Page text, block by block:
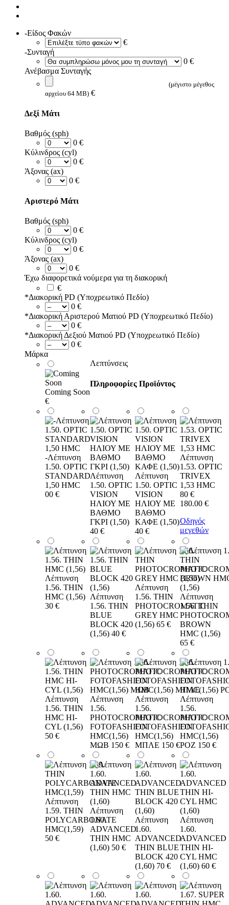
-Είδος Φακών
€
-Συνταγή
0 €
Ανέβασμα Συνταγής
(μέγιστο μέγεθος
αρχείου 64 MB) €
Δεξί Μάτι
Βαθμός (sph)
0 €
Κύλινδρος (cyl)
0 €
Άξονας (ax)
0 €
Αριστερό Μάτι
Βαθμός (sph)
0 €
Κύλινδρος (cyl)
0 €
Άξονας (ax)
0 €
Έχω διαφορετικά νούμερα για τη διακορική
€
*Διακορική PD (Υποχρεωτικό Πεδίο)
0 €
*Διακορική Αριστερού Ματιού PD (Υποχρεωτικό Πεδίο)
0 €
*Διακορική Δεξιού Ματιού PD (Υποχρεωτικό Πεδίο)
0 €
Μάρκα
Coming Soon
€
Λεπτύνσεις
-Λέπτυνση
1.50. OPTIC
STANDARD
1,50 HMC
00 €
Λέπτυνση
1.50. OPTIC
VISION
ΗΛΙΟΥ ΜΕ
ΒΑΘΜΟ
ΓΚΡΙ (1,50)
40 €
Λέπτυνση
1.50. OPTIC
VISION
ΗΛΙΟΥ ΜΕ
ΒΑΘΜΟ
ΚΑΦΕ (1,50)
40 €
Λέπτυνση
1.53. OPTIC
TRIVEX
1,53 HMC
80 €
Λέπτυνση
1.56. THIN
HMC (1,56)
30 €
Λέπτυνση
1.56. THIN
BLUE
BLOCK 420
(1,56) 40 €
Λέπτυνση
1.56. THIN
PHOTOCROMATIC
GREY HMC
(1,56) 65 €
Λέπτυνση
1.56. THIN
BROWN
HMC (1,56)
65 €
Λέπτυνση
1.56. THIN
HMC HI-
CYL (1,56)
50 €
Λέπτυνση
1.56.
PHOTOCROMATIC
FOTOFASHION
HMC(1,56)
ΜΩΒ 150 €
Λέπτυνση
1.56.
PHOTOCROMATIC
FOTOFASHION
HMC(1,56)
ΜΠΛΕ 150 €
Λέπτυνση
1.56.
HMC(1,56)
ΡΟΖ 150 €
Λέπτυνση
1.59. THIN
POLYCARBONATE
HMC(1,59)
50 €
Λέπτυνση
1.60.
ADVANCED
THIN HMC
(1,60) 50 €
Λέπτυνση
1.60.
ADVANCED
THIN BLUE
BLOCK 420
(1,60) 70 €
Λέπτυνση
1.60.
ADVANCED
THIN HI-
CYL HMC
(1,60) 60 €
Πληροφορίες Προϊόντος
180.00 €
Οδηγός
μεγεθών